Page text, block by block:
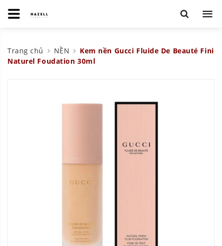
Trang chủ NỀN
Kem nền Gucci Fluide De Beauté Fini
Naturel Foudation 30ml